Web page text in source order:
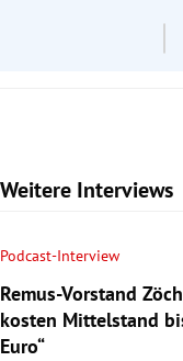
Weitere Interviews
Podcast-Interview
Remus-Vorstand
kosten Mittelstand
Euro“